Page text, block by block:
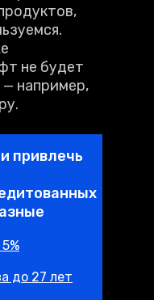
до 27 лет
привлечь
не будет
например,